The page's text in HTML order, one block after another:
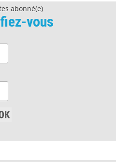
abonné(e)
vous